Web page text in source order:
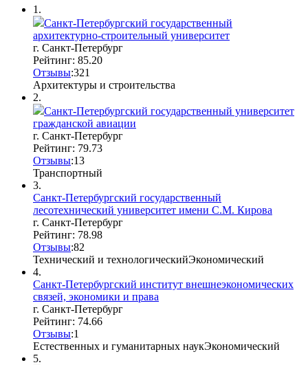
1.
Санкт-Петербургский государственный
архитектурно-строительный университет
г. Санкт-Петербург
Рейтинг: 85.20
Отзывы:321
Архитектуры и строительства
2.
Санкт-Петербургский государственный университет
гражданской авиации
г. Санкт-Петербург
Рейтинг: 79.73
Отзывы:13
Транспортный
3.
Санкт-Петербургский государственный
лесотехнический университет имени С.М. Кирова
г. Санкт-Петербург
Рейтинг: 78.98
Отзывы:82
Технический и технологическийЭкономический
4.
Санкт-Петербургский институт внешнеэкономических
связей, экономики и права
г. Санкт-Петербург
Рейтинг: 74.66
Отзывы:1
Естественных и гуманитарных наукЭкономический
5.